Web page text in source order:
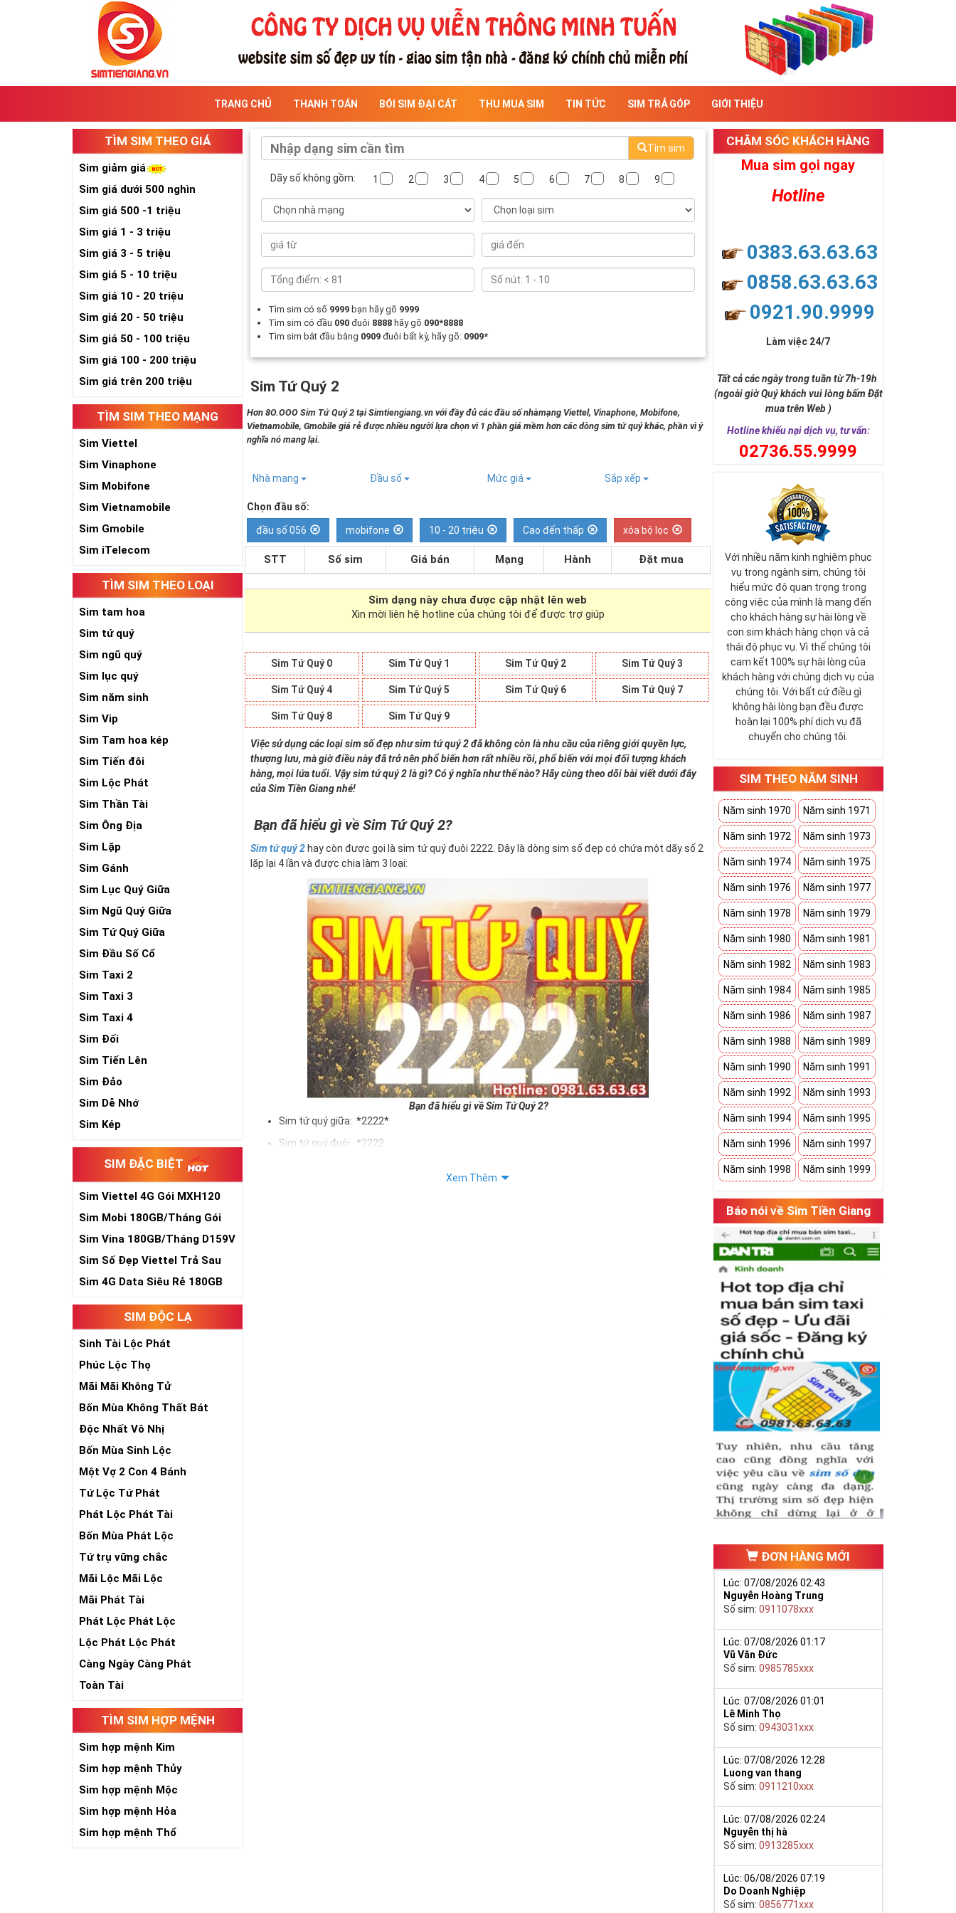
TRANG CHỦ THANH TOÁN BÓI SIM ĐẠI CÁT THU MUA SIM TIN TỨC SIM TRẢ GÓP GIỚI THIỆU
TÌM SIM THEO GIÁ
Sim giảm giá
Sim giá dưới 500 nghìn
Sim giá 500 -1 triệu
Sim giá 1 - 3 triệu
Sim giá 3 - 5 triệu
Sim giá 5 - 10 triệu
Sim giá 10 - 20 triệu
Sim giá 20 - 50 triệu
Sim giá 50 - 100 triệu
Sim giá 100 - 200 triệu
Sim giá trên 200 triệu
TÌM SIM THEO MẠNG
Sim Viettel
Sim Vinaphone
Sim Mobifone
Sim Vietnamobile
Sim Gmobile
Sim iTelecom
TÌM SIM THEO LOẠI
Sim tam hoa
Sim tứ quý
Sim ngũ quý
Sim lục quý
Sim năm sinh
Sim Vip
Sim Tam hoa kép
Sim Tiến đôi
Sim Lộc Phát
Sim Thần Tài
Sim Ông Địa
Sim Lặp
Sim Gánh
Sim Lục Quý Giữa
Sim Ngũ Quý Giữa
Sim Tứ Quý Giữa
Sim Đầu Số Cổ
Sim Taxi 2
Sim Taxi 3
Sim Taxi 4
Sim Đối
Sim Tiến Lên
Sim Đảo
Sim Dễ Nhớ
Sim Kép
SIM ĐẶC BIỆT
Sim Viettel 4G Gói MXH120
Siêu Rẻ
Sim Mobi 180GB/Tháng Gói
TK159
Sim Vina 180GB/Tháng D159V
Sim Số Đẹp Viettel Trả Sau
Sim 4G Data Siêu Rẻ 180GB
SIM ĐỘC LẠ
Sinh Tài Lộc Phát
Phúc Lộc Thọ
Mãi Mãi Không Tử
Bốn Mùa Không Thất Bát
Độc Nhất Vô Nhị
Bốn Mùa Sinh Lộc
Một Vợ 2 Con 4 Bánh
Tứ Lộc Tứ Phát
Phát Lộc Phát Tài
Bốn Mùa Phát Lộc
Tứ trụ vững chắc
Mãi Lộc Mãi Lộc
Mãi Phát Tài
Phát Lộc Phát Lộc
Lộc Phát Lộc Phát
Càng Ngày Càng Phát
Toàn Tài
TÌM SIM HỢP MỆNH
Sim hợp mệnh Kim
Sim hợp mệnh Thủy
Sim hợp mệnh Mộc
Sim hợp mệnh Hỏa
Sim hợp mệnh Thổ
Tìm sim
Dãy số không gồm: 1 2 3 4 5 6 7 8 9
Tìm sim có số 9999 bạn hãy gõ 9999
Tìm sim có đầu 090đuôi 8888 hãy gõ 090*8888
Tìm sim bắt đầu bằng 0909 đuôi bất kỳ, hãy gõ: 0909*
Sim Tứ Quý 2
Hơn 8O.OOO Sim Tứ Quý 2 tại Simtiengiang.vn với đầy đủ các đầu số nhàmạng Viettel, Vinaphone, Mobifone,
Vietnamobile, Gmobile giá rẻ được nhiều người lựa chọn vì 1 phần giá mềm hơn các dòng sim tứ quý khác, phần vì ý
nghĩa nó mang lại.
Nhà mạng Đầu số Mức giá Sắp xếp
Chọn đầu số:
đầu số 056 mobifone 10 - 20 triệu Cao đến thấp xóa bộ lọc
STT Số sim Giá bán Mạng Hành Đặt mua
Sim dạng này chưa được cập nhật lên web
Xin mời liên hệ hotline của chúng tôi để được trợ giúp
Sim Tứ Quý 0 Sim Tứ Quý 1 Sim Tứ Quý 2 Sim Tứ Quý 3
Sim Tứ Quý 4 Sim Tứ Quý 5 Sim Tứ Quý 6 Sim Tứ Quý 7
Sim Tứ Quý 8 Sim Tứ Quý 9
Việc sử dụng các loại sim số đẹp như sim tứ quý 2 đã không còn là nhu cầu của riêng giới quyền lực,
thượng lưu, mà giờ điều này đã trở nên phổ biến hơn rất nhiều rồi, phổ biến với mọi đối tượng khách
hàng, mọi lứa tuổi. Vậy sim tứ quý 2 là gì? Có ý nghĩa như thế nào? Hãy cùng theo dõi bài viết dưới đây
của Sim Tiền Giang nhé!
Bạn đã hiểu gì về Sim Tứ Quý 2?
Sim tứ quý 2 hay còn được gọi là sim tứ quý đuôi 2222. Đây là dòng sim số đẹp có chứa một dãy số 2
lặp lại 4 lần và được chia làm 3 loại:
Bạn đã hiểu gì về Sim Tứ Quý 2?
Sim tứ quý giữa: *2222*
Sim tứ quý đuôi: *2222
Xem Thêm
CHĂM SÓC KHÁCH HÀNG
Mua sim gọi ngay
Hotline
0383.63.63.63
0858.63.63.63
0921.90.9999
Làm việc 24/7
Tất cả các ngày trong tuần từ 7h-19h
(ngoài giờ Quý khách vui lòng bấm Đặt
mua trên Web )
Hotline khiếu nại dịch vụ, tư vấn:
02736.55.9999
Với nhiều năm kinh nghiệm phục
vụ trong ngành sim, chúng tôi
hiểu mức độ quan trọng trong
công việc của mình là mang đến
cho khách hàng sự hài lòng về
con sim khách hàng chọn và cả
thái độ phục vụ. Vì thế chúng tôi
cam kết 100% sự hài lòng của
khách hàng với chúng dịch vụ của
chúng tôi. Với bất cứ điều gì
không hài lòng bạn đều được
hoàn lại 100% phí dịch vụ đã
chuyển cho chúng tôi.
SIM THEO NĂM SINH
Năm sinh 1970 Năm sinh 1971
Năm sinh 1972 Năm sinh 1973
Năm sinh 1974 Năm sinh 1975
Năm sinh 1976 Năm sinh 1977
Năm sinh 1978 Năm sinh 1979
Năm sinh 1980 Năm sinh 1981
Năm sinh 1982 Năm sinh 1983
Năm sinh 1984 Năm sinh 1985
Năm sinh 1986 Năm sinh 1987
Năm sinh 1988 Năm sinh 1989
Năm sinh 1990 Năm sinh 1991
Năm sinh 1992 Năm sinh 1993
Năm sinh 1994 Năm sinh 1995
Năm sinh 1996 Năm sinh 1997
Năm sinh 1998 Năm sinh 1999
Báo nói về Sim Tiền Giang
ĐƠN HÀNG MỚI
Lúc: 07/08/2026 02:43
Nguyễn Hoàng Trung
Số sim:0911078xxx
Lúc: 07/08/2026 01:17
Vũ Văn Đức
Số sim:0985785xxx
Lúc: 07/08/2026 01:01
Lê Minh Thọ
Số sim:0943031xxx
Lúc: 07/08/2026 12:28
Luong van thang
Số sim:0911210xxx
Lúc: 07/08/2026 02:24
Nguyễn thị hà
Số sim:0913285xxx
Lúc: 06/08/2026 07:19
Do Doanh Nghiệp
Số sim:0856771xxx